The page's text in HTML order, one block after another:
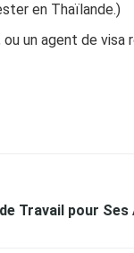
en Thaïlande.)
un agent de visa
Travail pour